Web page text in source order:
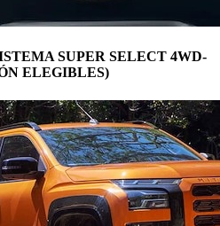
SUPER SELECT 4WD-
ELEGIBLES)